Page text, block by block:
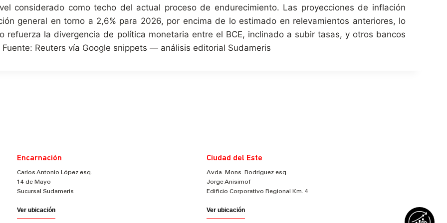
considerado como techo del actual proceso de endurecimiento. Las proyecciones de inflación
general en torno a 2,6% para 2026, por encima de lo estimado en relevamientos anteriores, lo
refuerza la divergencia de política monetaria entre el BCE, inclinado a subir tasas, y otros bancos
Reuters vía Google snippets — análisis editorial Sudameris
Encarnación
Carlos Antonio López esq.
14 de Mayo
Sucursal Sudameris
Ver ubicación
Ciudad del Este
Avda. Mons. Rodriguez esq.
Jorge Anisimof
Edificio Corporativo Regional Km. 4
Ver ubicación